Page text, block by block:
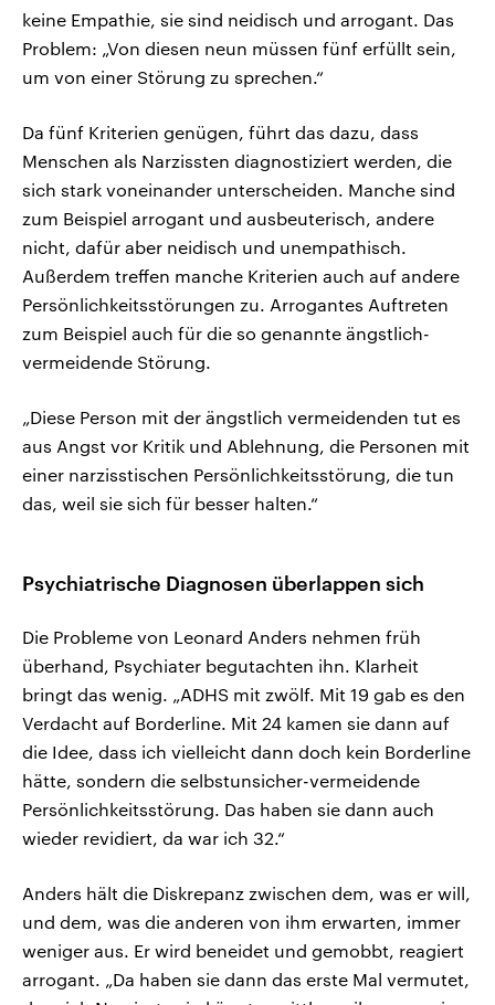
keine Empathie, sie sind neidisch und arrogant. Das
Problem: „Von diesen neun müssen fünf erfüllt sein,
um von einer Störung zu sprechen.“
Da fünf Kriterien genügen, führt das dazu, dass
Menschen als Narzissten diagnostiziert werden, die
sich stark voneinander unterscheiden. Manche sind
zum Beispiel arrogant und ausbeuterisch, andere
nicht, dafür aber neidisch und unempathisch.
Außerdem treffen manche Kriterien auch auf andere
Persönlichkeitsstörungen zu. Arrogantes Auftreten
zum Beispiel auch für die so genannte ängstlich-
vermeidende Störung.
„Diese Person mit der ängstlich vermeidenden tut es
aus Angst vor Kritik und Ablehnung, die Personen mit
einer narzisstischen Persönlichkeitsstörung, die tun
das, weil sie sich für besser halten.“
Psychiatrische Diagnosen überlappen sich
Die Probleme von Leonard Anders nehmen früh
überhand, Psychiater begutachten ihn. Klarheit
bringt das wenig. „ADHS mit zwölf. Mit 19 gab es den
Verdacht auf Borderline. Mit 24 kamen sie dann auf
die Idee, dass ich vielleicht dann doch kein Borderline
hätte, sondern die selbstunsicher-vermeidende
Persönlichkeitsstörung. Das haben sie dann auch
wieder revidiert, da war ich 32.“
Anders hält die Diskrepanz zwischen dem, was er will,
und dem, was die anderen von ihm erwarten, immer
weniger aus. Er wird beneidet und gemobbt, reagiert
arrogant. „Da haben sie dann das erste Mal vermutet,